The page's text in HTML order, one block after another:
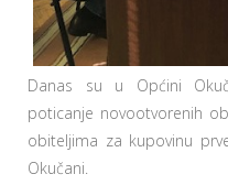
Danas su u Općini
poticanje novootvorenih
obiteljima za kupovinu
Okučani.